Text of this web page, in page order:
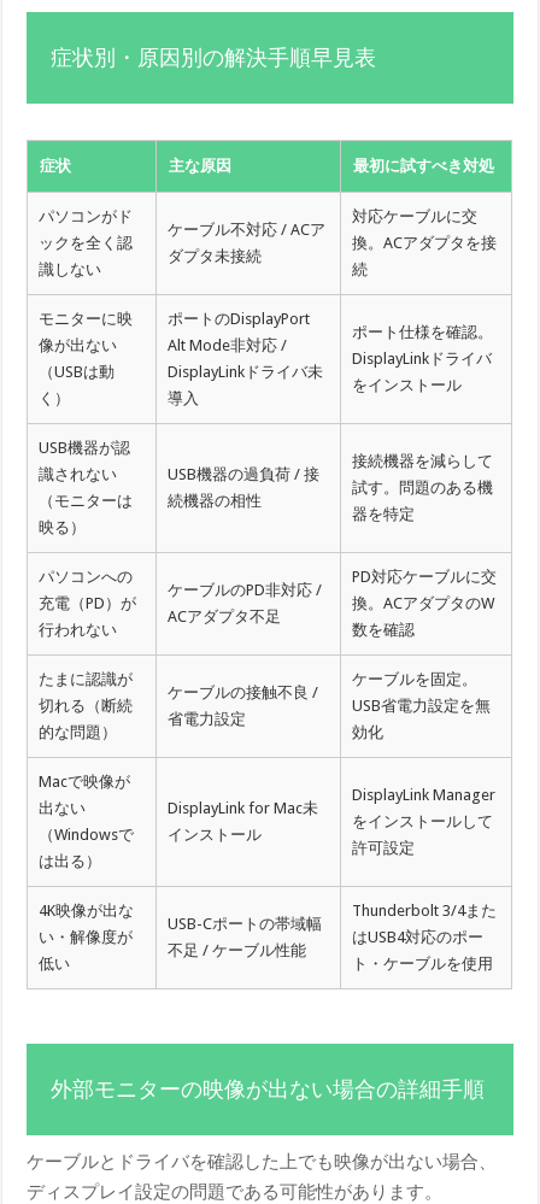
症状別・原因別の解決手順早見表
症状 主な原因 最初に試すべき対処
パソコンがド
ックを全く認
識しない
ケーブル不対応 / ACア
ダプタ未接続
対応ケーブルに交
換。ACアダプタを接
続
モニターに映
像が出ない
（USBは動
く）
ポートのDisplayPort
Alt Mode非対応 /
DisplayLinkドライバ未
導入
ポート仕様を確認。
DisplayLinkドライバ
をインストール
USB機器が認
識されない
（モニターは
映る）
USB機器の過負荷 / 接
続機器の相性
接続機器を減らして
試す。問題のある機
器を特定
パソコンへの
充電（PD）が
行われない
ケーブルのPD非対応 /
ACアダプタ不足
PD対応ケーブルに交
換。ACアダプタのW
数を確認
たまに認識が
切れる（断続
的な問題）
ケーブルの接触不良 /
省電力設定
ケーブルを固定。
USB省電力設定を無
効化
Macで映像が
出ない
（Windowsで
は出る）
DisplayLink for Mac未
インストール
DisplayLink Manager
をインストールして
許可設定
4K映像が出な
い・解像度が
低い
USB-Cポートの帯域幅
不足 / ケーブル性能
Thunderbolt 3/4また
はUSB4対応のポー
ト・ケーブルを使用
外部モニターの映像が出ない場合の詳細手順
ケーブルとドライバを確認した上でも映像が出ない場合、
ディスプレイ設定の問題である可能性があります。